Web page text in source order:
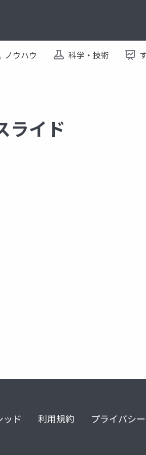
ノウハウ 科学・技術
ライド
ッド 利用規約 プライバシ